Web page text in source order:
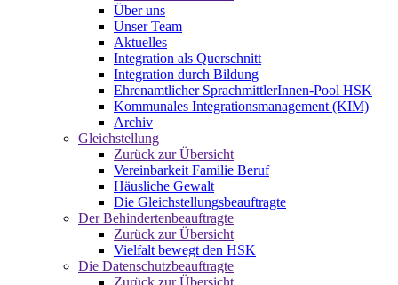
Über uns
Unser Team
Aktuelles
Integration als Querschnitt
Integration durch Bildung
Ehrenamtlicher SprachmittlerInnen-Pool HSK
Kommunales Integrationsmanagement (KIM)
Archiv
Gleichstellung
Zurück zur Übersicht
Vereinbarkeit Familie Beruf
Häusliche Gewalt
Die Gleichstellungsbeauftragte
Der Behindertenbeauftragte
Zurück zur Übersicht
Vielfalt bewegt den HSK
Die Datenschutzbeauftragte
Zurück zur Übersicht